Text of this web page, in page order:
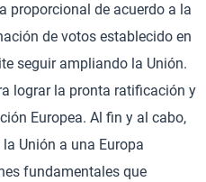
proporcional de acuerdo a la
de votos establecido en
seguir ampliando la Unión.
lograr la pronta ratificación y
Europea. Al fin y al cabo,
Unión a una Europa
fundamentales que